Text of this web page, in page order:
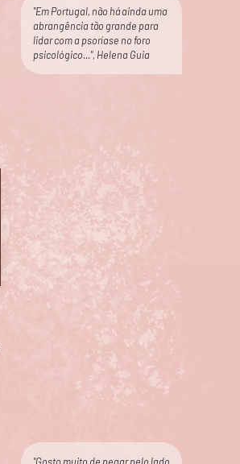
"Em Portugal, não há ainda uma
abrangência tão grande para
lidar com a psoríase no foro
psicológico...", Helena Guia